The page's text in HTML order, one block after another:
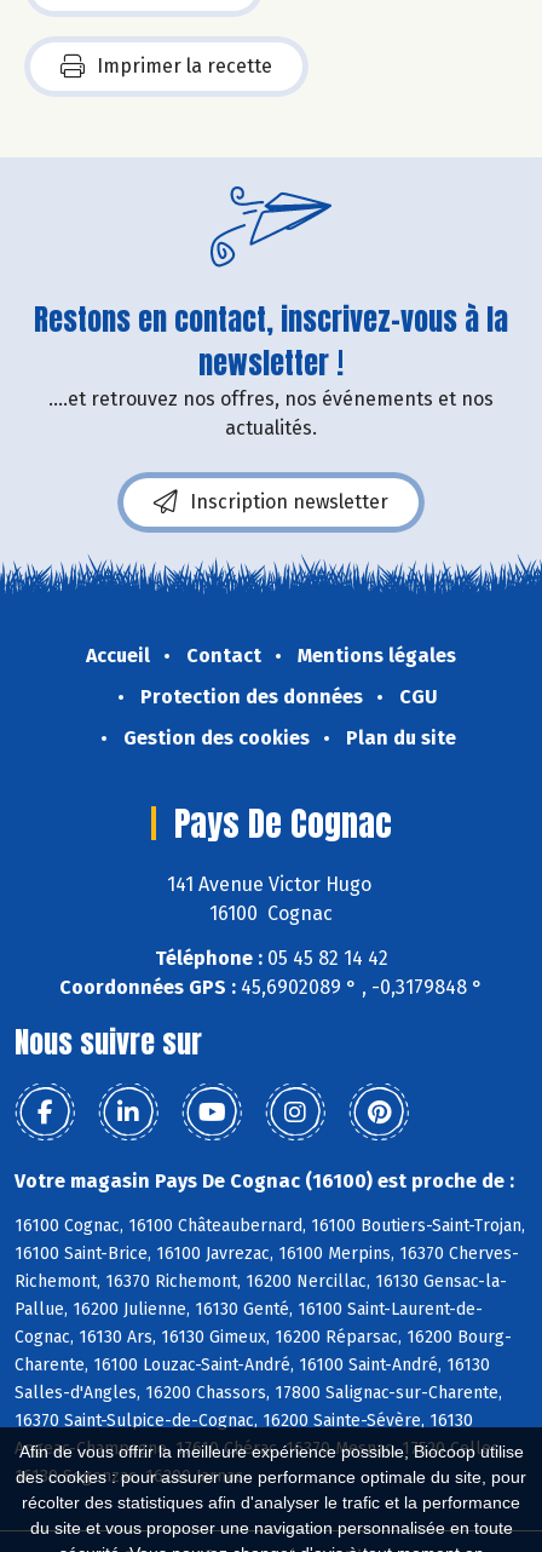
Afin de vous offrir la meilleure expérience possible, Biocoop utilise
des cookies : pour assurer une performance optimale du site, pour
récolter des statistiques afin d'analyser le trafic et la performance
du site et vous proposer une navigation personnalisée en toute
Imprimer la recette
Restons en contact, inscrivez-vous à la
newsletter !
....et retrouvez nos offres, nos événements et nos
actualités.
Inscription newsletter
Accueil Contact
Mentions légales
Protection des données
CGU
Gestion des cookies
Plan du site
Pays De Cognac
141 Avenue Victor Hugo
16100 Cognac
Téléphone :05 45 82 14 42
Coordonnées GPS : 45,6902089 ° , -0,3179848 °
Nous suivre sur
Votre magasin Pays De Cognac (16100) est proche de :
16100 Cognac, 16100 Châteaubernard, 16100 Boutiers-Saint-Trojan,
16100 Saint-Brice, 16100 Javrezac, 16100 Merpins, 16370 Cherves-
Richemont, 16370 Richemont, 16200 Nercillac, 16130 Gensac-la-
Pallue, 16200 Julienne, 16130 Genté, 16100 Saint-Laurent-de-
Cognac, 16130 Ars, 16130 Gimeux, 16200 Réparsac, 16200 Bourg-
Charente, 16100 Louzac-Saint-André, 16100 Saint-André, 16130
Salles-d'Angles, 16200 Chassors, 17800 Salignac-sur-Charente,
16370 Saint-Sulpice-de-Cognac, 16200 Sainte-Sévère, 16130
Angeac-Champagne, 17610 Chérac, 16370 Mesnac, 17520 Celles,
16130 Segonzac, 16200 Jarnac